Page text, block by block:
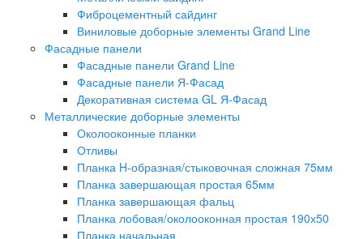
Фиброцементный сайдинг
Виниловые доборные элементы Grand Line
Фасадные панели
Фасадные панели Grand Line
Фасадные панели Я-Фасад
Декоративная система GL Я-Фасад
Металлические доборные элементы
Околооконные планки
Отливы
Планка H-образная/стыковочная сложная 75мм
Планка завершающая простая 65мм
Планка завершающая фальц
Планка лобовая/околооконная простая 190х50
Планка начальная